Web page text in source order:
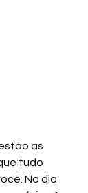
as
tudo
No dia